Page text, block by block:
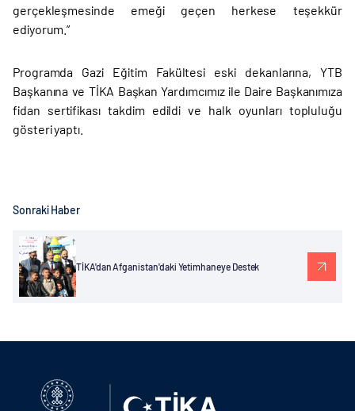
gerçekleşmesinde emeği geçen herkese teşekkür
ediyorum.”
Programda Gazi Eğitim Fakültesi eski dekanlarına, YTB
Başkanına ve TİKA Başkan Yardımcımız ile Daire Başkanımıza
fidan sertifikası takdim edildi ve halk oyunları topluluğu
gösteri yaptı.
Sonraki Haber
TİKA'dan Afganistan'daki Yetimhaneye Destek